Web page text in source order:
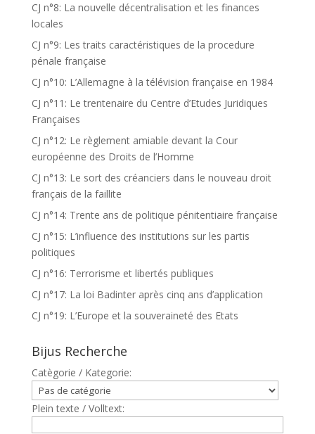
CJ n°8: La nouvelle décentralisation et les finances
locales
CJ n°9: Les traits caractéristiques de la procedure
pénale française
CJ n°10: L’Allemagne à la télévision française en 1984
CJ n°11: Le trentenaire du Centre d’Etudes Juridiques
Françaises
CJ n°12: Le règlement amiable devant la Cour
européenne des Droits de l’Homme
CJ n°13: Le sort des créanciers dans le nouveau droit
français de la faillite
CJ n°14: Trente ans de politique pénitentiaire française
CJ n°15: L’influence des institutions sur les partis
politiques
CJ n°16: Terrorisme et libertés publiques
CJ n°17: La loi Badinter après cinq ans d’application
CJ n°19: L’Europe et la souveraineté des Etats
Bijus Recherche
Catègorie / Kategorie:
Plein texte / Volltext: